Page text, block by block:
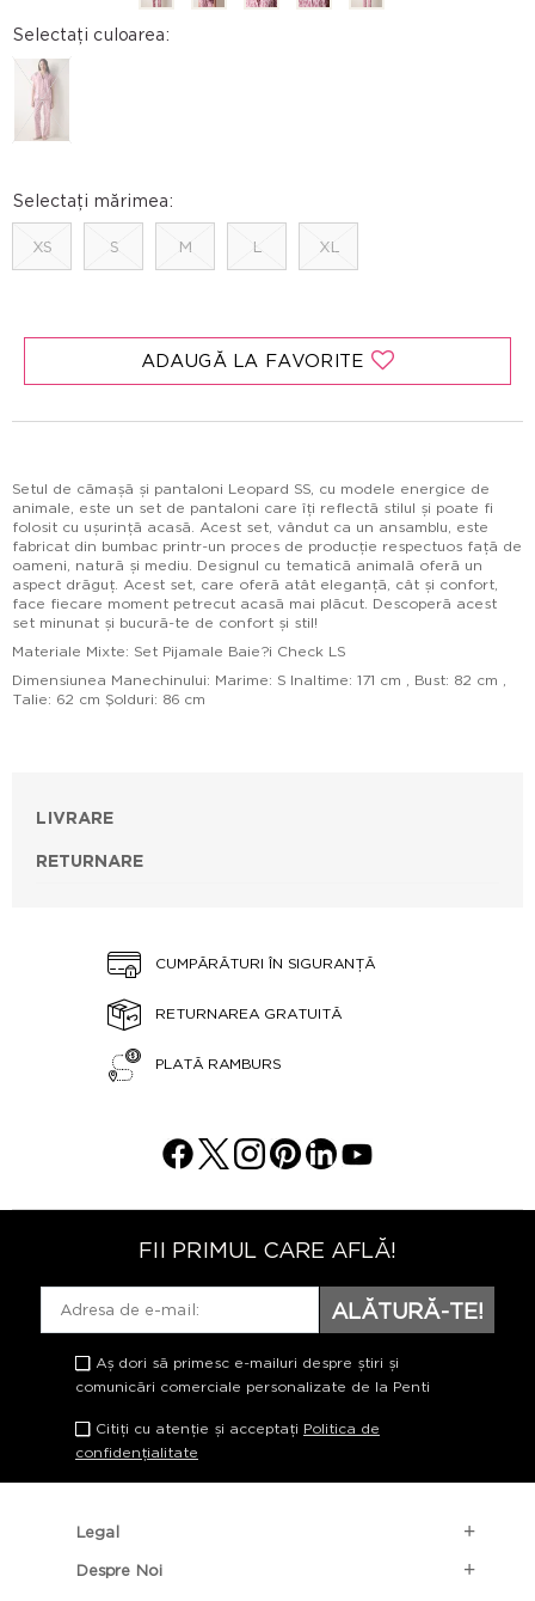
Selectați culoarea:
Selectați mărimea:
XS S M L XL
ADAUGĂ LA FAVORITE
Setul de cămașă și pantaloni Leopard SS, cu modele energice de
animale, este un set de pantaloni care îți reflectă stilul și poate fi
folosit cu ușurință acasă. Acest set, vândut ca un ansamblu, este
fabricat din bumbac printr-un proces de producție respectuos față de
oameni, natură și mediu. Designul cu tematică animală oferă un
aspect drăguț. Acest set, care oferă atât eleganță, cât și confort,
face fiecare moment petrecut acasă mai plăcut. Descoperă acest
set minunat și bucură-te de confort și stil!
Materiale Mixte: Set Pijamale Baie?i Check LS
Dimensiunea Manechinului: Marime: S Inaltime: 171 cm , Bust: 82 cm ,
Talie: 62 cm Şolduri: 86 cm
LIVRARE
RETURNARE
CUMPĂRĂTURI ÎN SIGURANȚĂ
RETURNAREA GRATUITĂ
PLATĂ RAMBURS
FII PRIMUL CARE AFLĂ!
ALĂTURĂ-TE!
Aș dori să primesc e-mailuri despre știri și
comunicări comerciale personalizate de la Penti
Citiți cu atenție și acceptați Politica de
confidențialitate
Legal
Despre Noi